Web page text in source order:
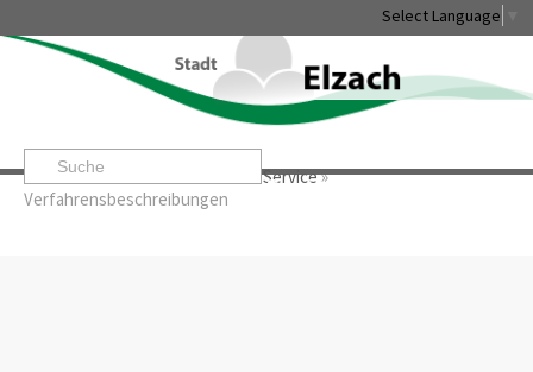
Select Language
Startseite» »Service»
Verfahrensbeschreibungen
Leben & Erleben Rathaus & Service